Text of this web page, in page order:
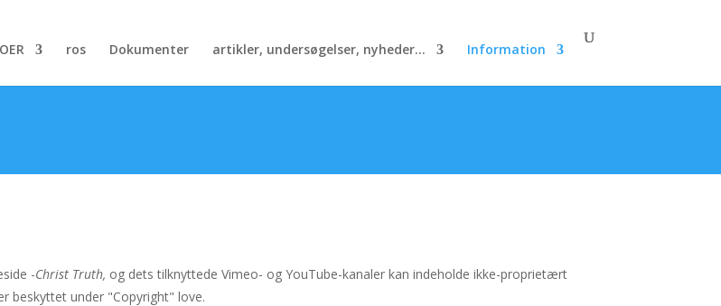
ros Dokumenter artikler, undersøgelser, nyheder... Information
-Christ Truth, og dets tilknyttede Vimeo- og YouTube-kanaler kan indeholde ikke-proprietært
beskyttet under "Copyright" love.